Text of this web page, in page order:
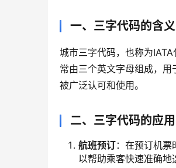
一、三字代码的含义
城市三字代码，也称为
常由三个英文字母组成，
被广泛认可和使用。
二、三字代码的应用
航班预订：在预订机
以帮助乘客快速准确地